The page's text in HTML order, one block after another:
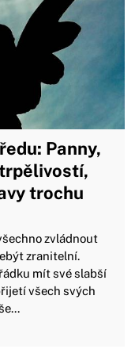
Panny,
trochu
zvládnout
zranitelní.
mít své slabší
všech svých